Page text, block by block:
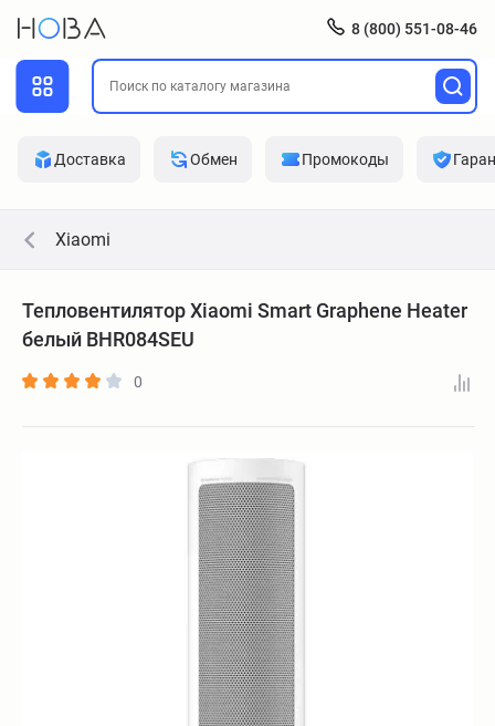
8 (800) 551-08-46
Доставка Обмен Промокоды
Xiaomi
Тепловентилятор Xiaomi Smart Graphene Heater
белый BHR084SEU
0